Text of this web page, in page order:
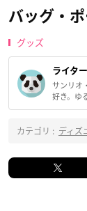
バッグ・
グッズ
ライター
サンリオ
好き。ゆ
カテゴリ : ディズ